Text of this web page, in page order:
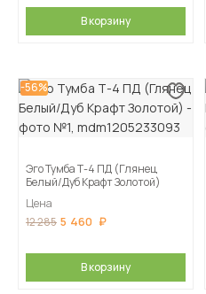
В корзину
-56%
Эго Тумба Т-4 ПД (Глянец
Белый/Дуб Крафт Золотой)
Цена
12 285 5 460
В корзину